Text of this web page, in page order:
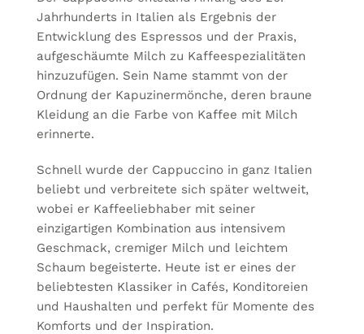
Jahrhunderts in Italien als Ergebnis der
Entwicklung des Espressos und der Praxis,
aufgeschäumte Milch zu Kaffeespezialitäten
hinzuzufügen. Sein Name stammt von der
Ordnung der Kapuzinermönche, deren braune
Kleidung an die Farbe von Kaffee mit Milch
erinnerte.
Schnell wurde der Cappuccino in ganz Italien
beliebt und verbreitete sich später weltweit,
wobei er Kaffeeliebhaber mit seiner
einzigartigen Kombination aus intensivem
Geschmack, cremiger Milch und leichtem
Schaum begeisterte. Heute ist er eines der
beliebtesten Klassiker in Cafés, Konditoreien
und Haushalten und perfekt für Momente des
Komforts und der Inspiration.